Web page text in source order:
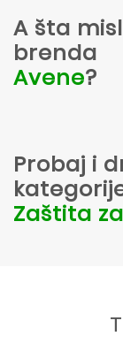
A šta
brenda
Avene?
Probaj i
Zaštita